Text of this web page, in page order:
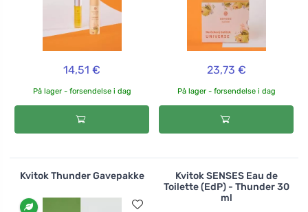
14,51 €
På lager - forsendelse i dag
23,73 €
På lager - forsendelse i dag
Kvitok Thunder Gavepakke
Kvitok SENSES Eau de
Toilette (EdP) - Thunder 30
ml